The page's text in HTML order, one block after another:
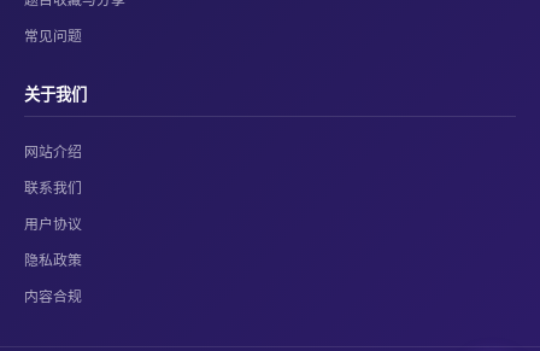
常见问题
关于我们
网站介绍
联系我们
用户协议
隐私政策
内容合规